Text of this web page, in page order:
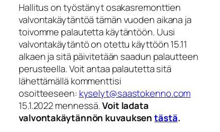
Hallitus on työstänyt osakasremonttien
valvontakäytäntöä tämän vuoden aikana ja
toivomme palautetta käytäntöön. Uusi
valvontakäytäntö on otettu käyttöön 15.11
alkaen ja sitä päivitetään saadun palautteen
perusteella. Voit antaa palautetta sitä
lähettämällä kommenttisi
osoitteeseen: kyselyt@saastokenno.com
15.1.2022 mennessä.Voit ladata
valvontakäytännön kuvauksentästä.